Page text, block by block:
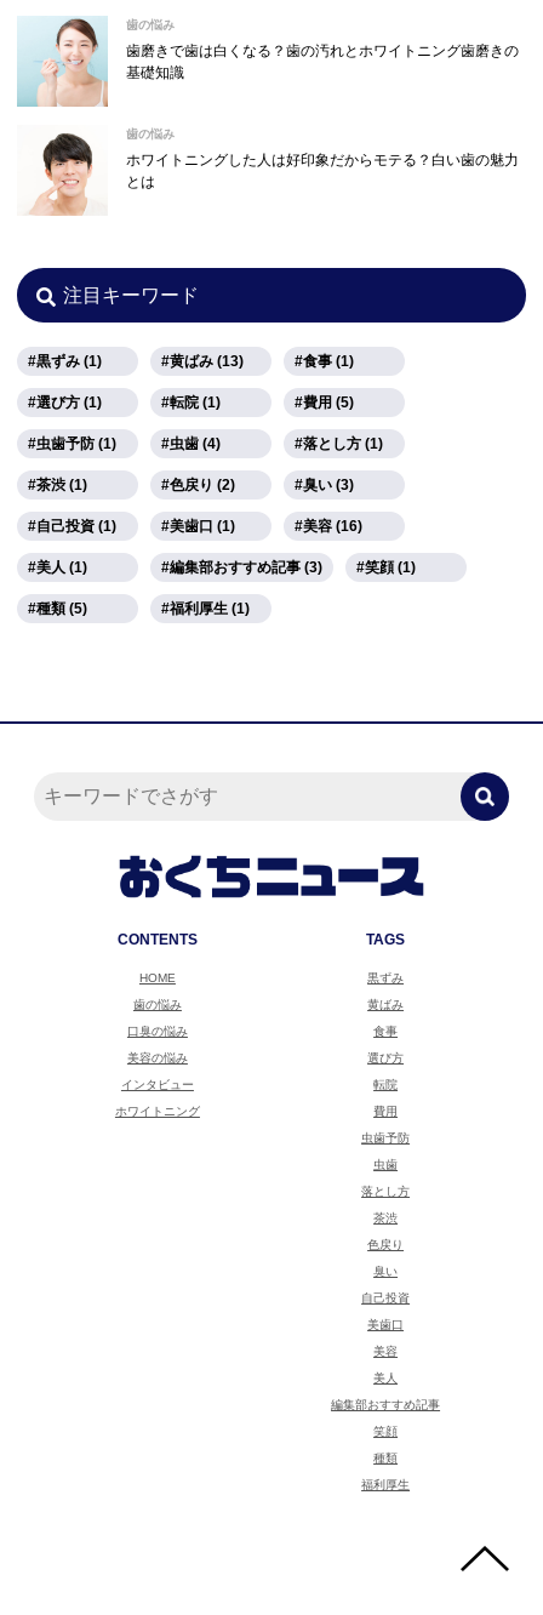
歯の悩み
歯磨きで歯は白くなる？歯の汚れとホワイトニング歯磨きの
基礎知識
歯の悩み
ホワイトニングした人は好印象だからモテる？白い歯の魅力
とは
注目キーワード
黒ずみ (1) 黄ばみ (13) 食事 (1)
選び方 (1) 転院 (1) 費用 (5)
虫歯予防 (1) 虫歯 (4) 落とし方 (1)
茶渋 (1) 色戻り (2) 臭い (3)
自己投資 (1) 美歯口 (1) 美容 (16)
美人 (1) 編集部おすすめ記事 (3) 笑顔 (1)
種類 (5) 福利厚生 (1)
CONTENTS
HOME
歯の悩み
口臭の悩み
美容の悩み
インタビュー
ホワイトニング
TAGS
黒ずみ
黄ばみ
食事
選び方
転院
費用
虫歯予防
虫歯
落とし方
茶渋
色戻り
臭い
自己投資
美歯口
美容
美人
編集部おすすめ記事
笑顔
種類
福利厚生